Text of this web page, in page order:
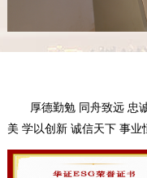
厚德勤勉 同舟致远 忠
美 学以创新 诚信天下 事业